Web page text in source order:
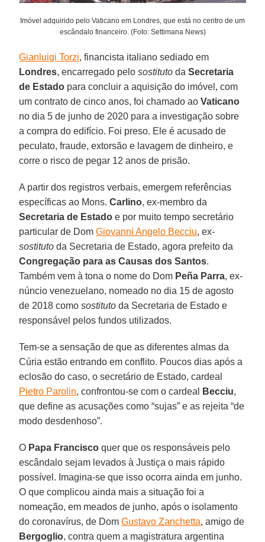
Imóvel adquirido pelo Vaticano em Londres, que está no centro de um
escândalo financeiro. (Foto: Settimana News)
Gianluigi Torzi, financista italiano sediado em
Londres, encarregado pelosostituto daSecretaria
de Estado para concluir a aquisição do imóvel, com
um contrato de cinco anos, foi chamado aoVaticano
no dia 5 de junho de 2020 para a investigação sobre
a compra do edifício. Foi preso. Ele é acusado de
peculato, fraude, extorsão e lavagem de dinheiro, e
corre o risco de pegar 12 anos de prisão.
A partir dos registros verbais, emergem referências
específicas ao Mons. Carlino, ex-membro da
Secretaria de Estado e por muito tempo secretário
particular de DomGiovanni Angelo Becciu, ex-
sostituto da Secretaria de Estado, agora prefeito da
Congregação para as Causas dos Santos.
Também vem à tona o nome do Dom Peña Parra, ex-
núncio venezuelano, nomeado no dia 15 de agosto
de 2018 comosostituto da Secretaria de Estado e
responsável pelos fundos utilizados.
Tem-se a sensação de que as diferentes almas da
Cúria estão entrando em conflito. Poucos dias após a
eclosão do caso, o secretário de Estado, cardeal
Pietro Parolin, confrontou-se com o cardeal Becciu,
que define as acusações como “sujas” e as rejeita “de
modo desdenhoso”.
O Papa Francisco quer que os responsáveis pelo
escândalo sejam levados à Justiça o mais rápido
possível. Imagina-se que isso ocorra ainda em junho.
O que complicou ainda mais a situação foi a
nomeação, em meados de junho, após o isolamento
do coronavírus, de DomGustavo Zanchetta, amigo de
Bergoglio, contra quem a magistratura argentina